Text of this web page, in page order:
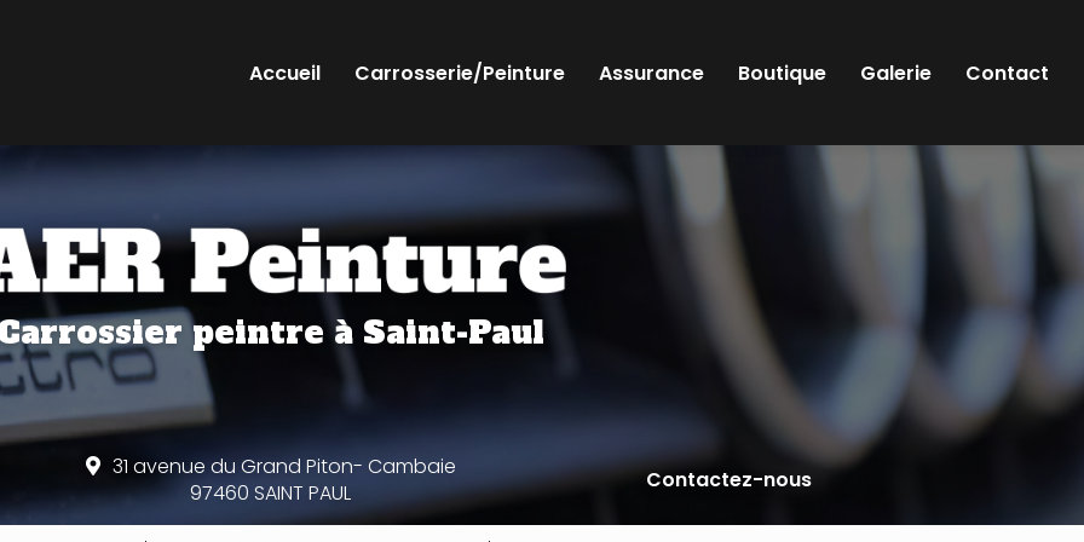
Accueil Carrosserie/Peinture Assurance Boutique Galerie Contact
peintreà Saint-Paul
31 avenue du Grand Piton- Cambaie
97460 SAINT PAUL
Contactez-nous